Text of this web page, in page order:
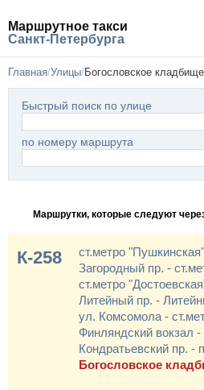
Маршрутное такси
Санкт-Петербурга
Главная Улицы Богословское кладбище
Быстрый поиск по улице
по номеру маршрута
Маршрутки, которые следуют
К-258
ст.метро
Загородный пр. -
ст.метро
Литейный пр. -
ул. Комсомола -
Финляндский вокзал
Кондратьевский пр. -
Богословское